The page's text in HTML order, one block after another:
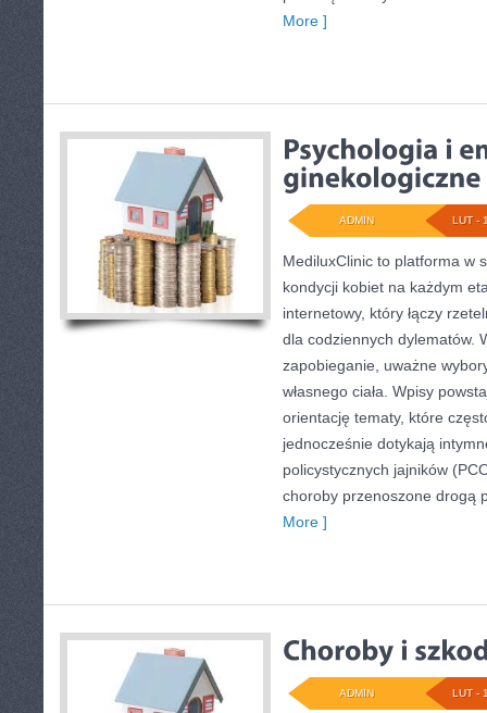
More ]
LUT -
ADMIN
MediluxClinic to platforma w
kondycji kobiet na każdym
internetowy, który łączy
dla codziennych dylematów.
zapobieganie, uważne
własnego ciała. Wpisy
orientację tematy, które
jednocześnie dotykają
policystycznych jajników
choroby przenoszone drogą
More ]
LUT -
ADMIN